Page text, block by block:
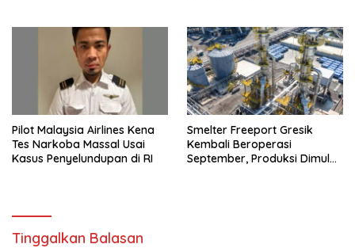
Pilot Malaysia Airlines Kena
Tes Narkoba Massal Usai
Kasus Penyelundupan di RI
Smelter Freeport Gresik
Kembali Beroperasi
September, Produksi Dimulai
Tinggalkan Balasan